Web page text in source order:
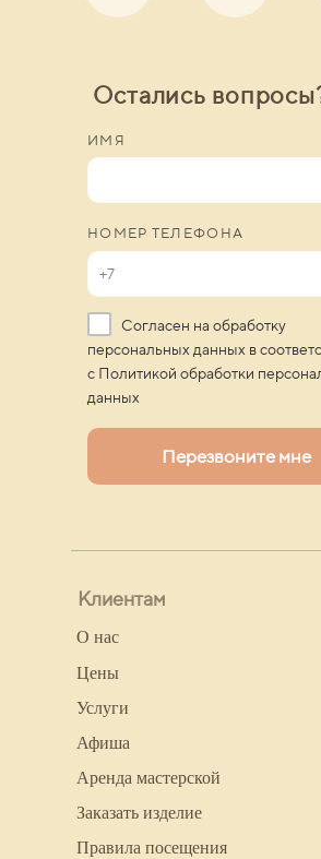
Остались
ИМЯ
НОМЕР ТЕЛЕФОНА
Согласен на обработку
персональных данных в
с Политикой обработки
данных
Перезвоните мне
Клиентам
О нас
Цены
Услуги
Афиша
Аренда мастерской
Заказать изделие
Правила посещения